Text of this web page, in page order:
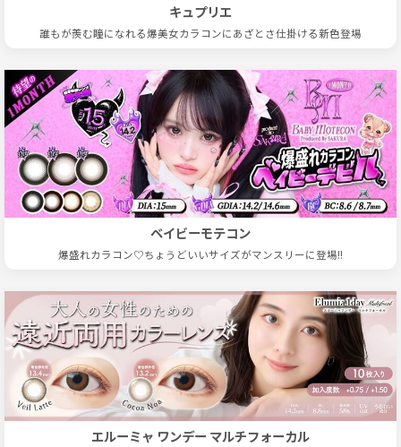
キュプリエ
誰もが羨む瞳になれる爆美女カラコンにあざとさ仕掛ける新色登場
ベイビーモテコン
爆盛れカラコン♡ちょうどいいサイズがマンスリーに登場!!
エルーミャ ワンデー マルチフォーカル